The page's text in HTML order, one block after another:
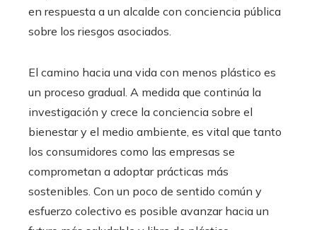
en respuesta a un alcalde con conciencia pública
sobre los riesgos asociados.
El camino hacia una vida con menos plástico es
un proceso gradual. A medida que continúa la
investigación y crece la conciencia sobre el
bienestar y el medio ambiente, es vital que tanto
los consumidores como las empresas se
comprometan a adoptar prácticas más
sostenibles. Con un poco de sentido común y
esfuerzo colectivo es posible avanzar hacia un